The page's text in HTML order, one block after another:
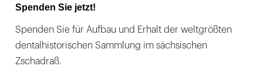
Spenden Sie jetzt!
Spenden Sie für Aufbau und Erhalt der weltgrößten
dentalhistorischen Sammlung im sächsischen
Zschadraß.